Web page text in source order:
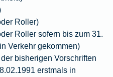
Roller)
Roller sofern bis zum 31.
Verkehr gekommen)
bisherigen Vorschriften
erstmals in